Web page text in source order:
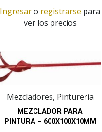
Ingresaro registrarse para
ver los precios
Mezcladores, Pintureria
MEZCLADOR PARA
PINTURA – 600X100X10MM